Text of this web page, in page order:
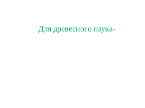
Для древесного паука-